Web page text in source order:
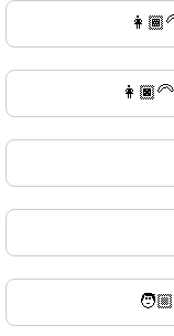
👩🏿‍🦳